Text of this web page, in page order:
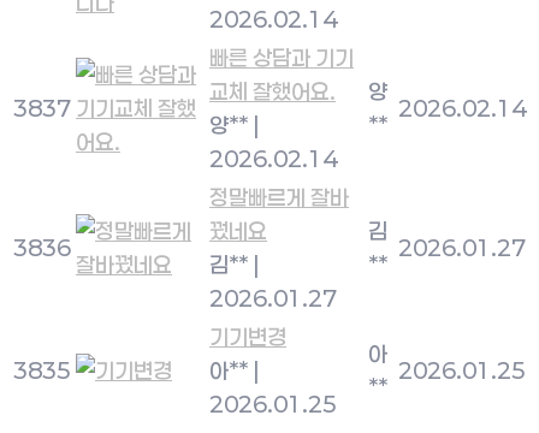
2026.02.14
3837
빠른 상담과 기기
교체 잘했어요.
양**
2026.02.14
양
**
2026.02.14
3836
정말빠르게 잘바
꿨네요
김**
2026.01.27
김
**
2026.01.27
3835
기기변경
아**
2026.01.25
아
**
2026.01.25